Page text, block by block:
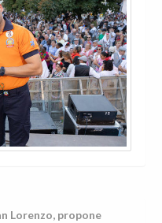
Lorenzo, propone